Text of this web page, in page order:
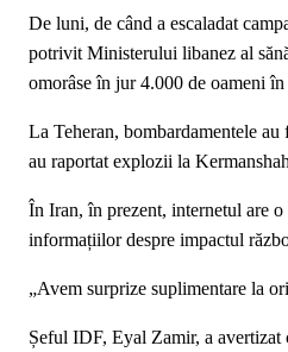
De luni, de când a escaladat
potrivit Ministerului libanez al
omorâse în jur 4.000 de oameni
La Teheran, bombardamentele
au raportat explozii la
În Iran, în prezent, internetul are
informațiilor despre impactul
„Avem surprize suplimentare la
Șeful IDF, Eyal Zamir, a avertizat